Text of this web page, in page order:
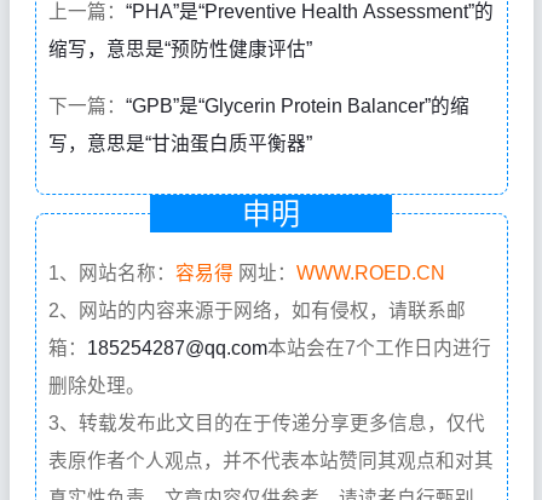
上一篇： “PHA”是“Preventive Health Assessment”的
缩写，意思是“预防性健康评估”
下一篇： “GPB”是“Glycerin Protein Balancer”的缩
写，意思是“甘油蛋白质平衡器”
申明
1、网站名称： 容易得 网址： WWW.ROED.CN
2、网站的内容来源于网络，如有侵权，请联系邮
箱： 185254287@qq.com本站会在7个工作日内进行
删除处理。
3、转载发布此文目的在于传递分享更多信息，仅代
表原作者个人观点，并不代表本站赞同其观点和对其